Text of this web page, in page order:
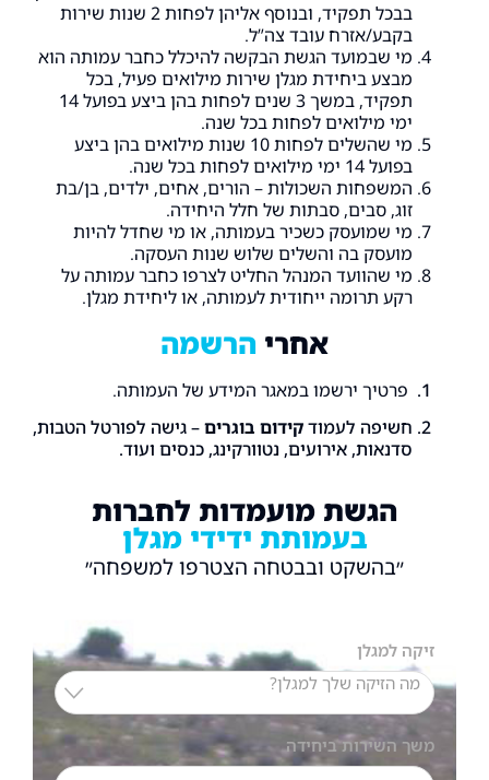
בבכל תפקיד, ובנוסף אליהן לפחות 2 שנות שירות
בקבע/אזרח עובד צה”ל.
מי שבמועד הגשת הבקשה להיכלל כחבר עמותה הוא
מבצע ביחידת מגלן שירות מילואים פעיל, בכל
תפקיד, במשך 3 שנים לפחות בהן ביצע בפועל 14
ימי מילואים לפחות בכל שנה.
מי שהשלים לפחות 10 שנות מילואים בהן ביצע
בפועל 14 ימי מילואים לפחות בכל שנה.
המשפחות השכולות – הורים, אחים, ילדים, בן/בת
זוג, סבים, סבתות של חלל היחידה.
מי שמועסק כשכיר בעמותה, או מי שחדל להיות
מועסק בה והשלים שלוש שנות העסקה.
מי שהוועד המנהל החליט לצרפו כחבר עמותה על
רקע תרומה ייחודית לעמותה, או ליחידת מגלן.
אחרי הרשמה
פרטיך ירשמו במאגר המידע של העמותה.
חשיפה לעמודקידום בוגרים– גישה לפורטל הטבות,
סדנאות, אירועים, נטוורקינג, כנסים ועוד.
הגשת מועמדות לחברות
בעמותת ידידי מגלן
״בהשקט ובבטחה הצטרפו למשפחה״
זיקה למגלן
מה הזיקה שלך למגלן?
משך השירות ביחידה